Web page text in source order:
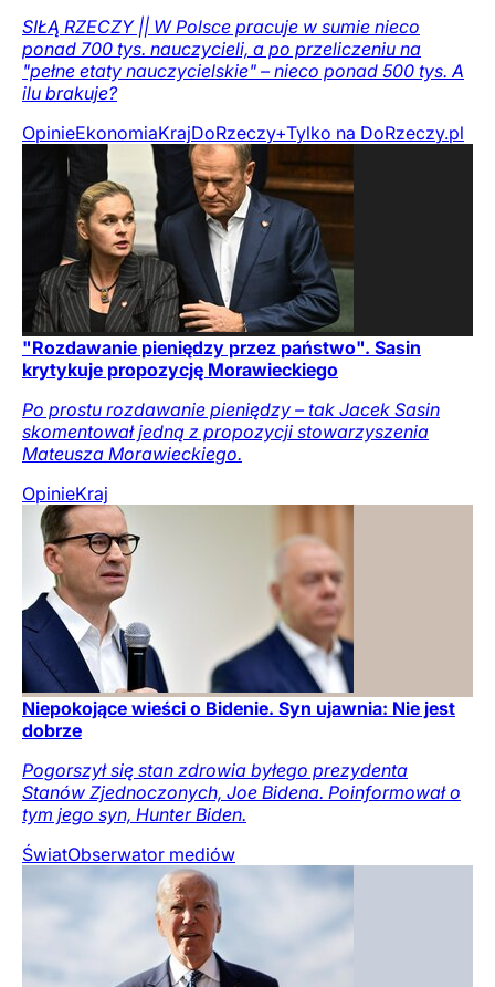
SIŁĄ RZECZY || W Polsce pracuje w sumie nieco
ponad 700 tys. nauczycieli, a po przeliczeniu na
"pełne etaty nauczycielskie" – nieco ponad 500 tys. A
ilu brakuje?
OpinieEkonomiaKrajDoRzeczy+Tylko na DoRzeczy.pl
"Rozdawanie pieniędzy przez państwo". Sasin
krytykuje propozycję Morawieckiego
Po prostu rozdawanie pieniędzy – tak Jacek Sasin
skomentował jedną z propozycji stowarzyszenia
Mateusza Morawieckiego.
OpinieKraj
Niepokojące wieści o Bidenie. Syn ujawnia: Nie jest
dobrze
Pogorszył się stan zdrowia byłego prezydenta
Stanów Zjednoczonych, Joe Bidena. Poinformował o
tym jego syn, Hunter Biden.
ŚwiatObserwator mediów